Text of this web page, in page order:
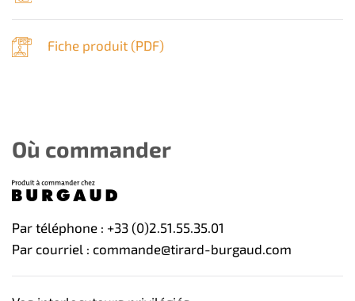
Fiche produit (PDF)
Où commander
Par téléphone : +33 (0)2.51.55.35.01
Par courriel : commande@tirard-burgaud.com